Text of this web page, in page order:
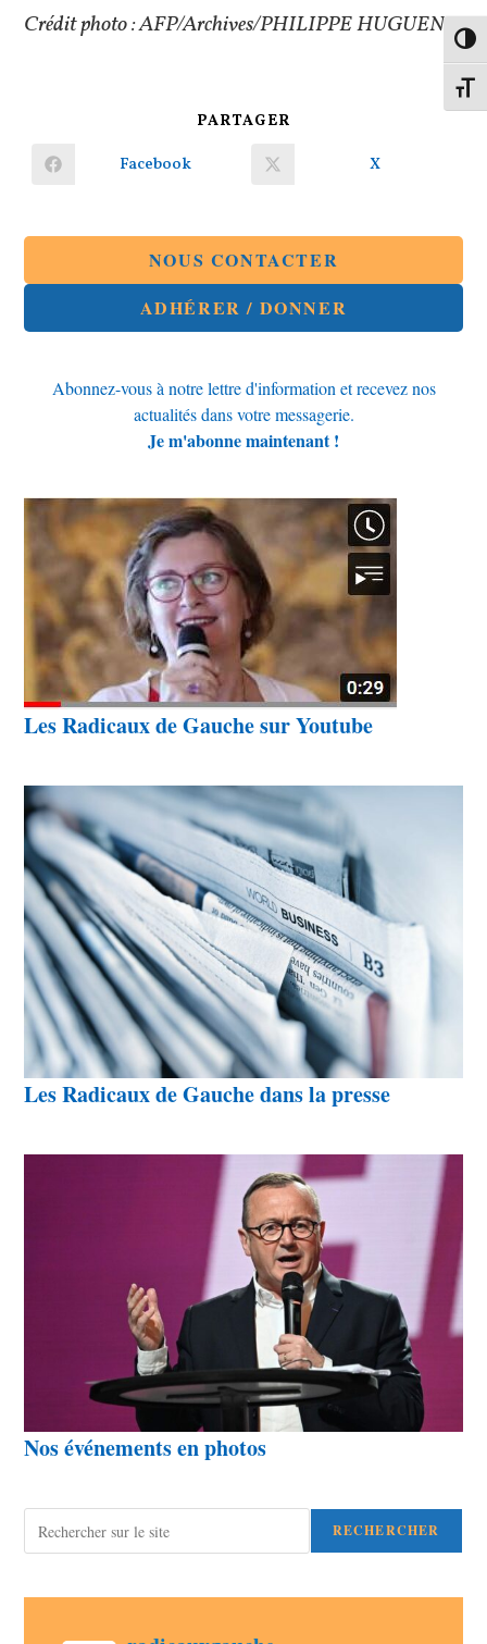
Crédit photo : AFP/Archives/PHILIPPE HUGUEN
PARTAGER
Ouvrir
Facebook Ouvrir
X
NOUS CONTACTER
ADHÉRER / DONNER
Abonnez-vous à notre lettre d'information et recevez nos
actualités dans votre messagerie.
Je m'abonne maintenant !
Les Radicaux de Gauche sur Youtube
Les Radicaux de Gauche dans la presse
Nos événements en photos
RECHERCHER